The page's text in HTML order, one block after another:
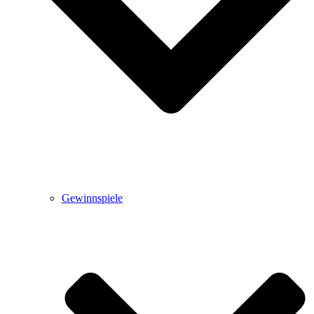
Gewinnspiele